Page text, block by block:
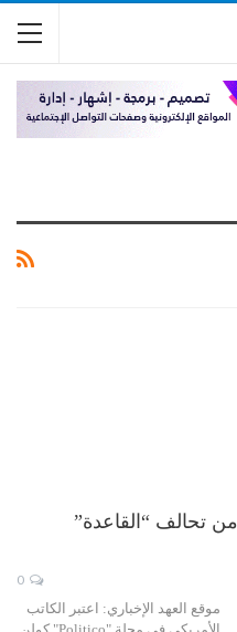
تحالف “القاعدة”
موقع العهد الإخباري: اعتبر الكاتب